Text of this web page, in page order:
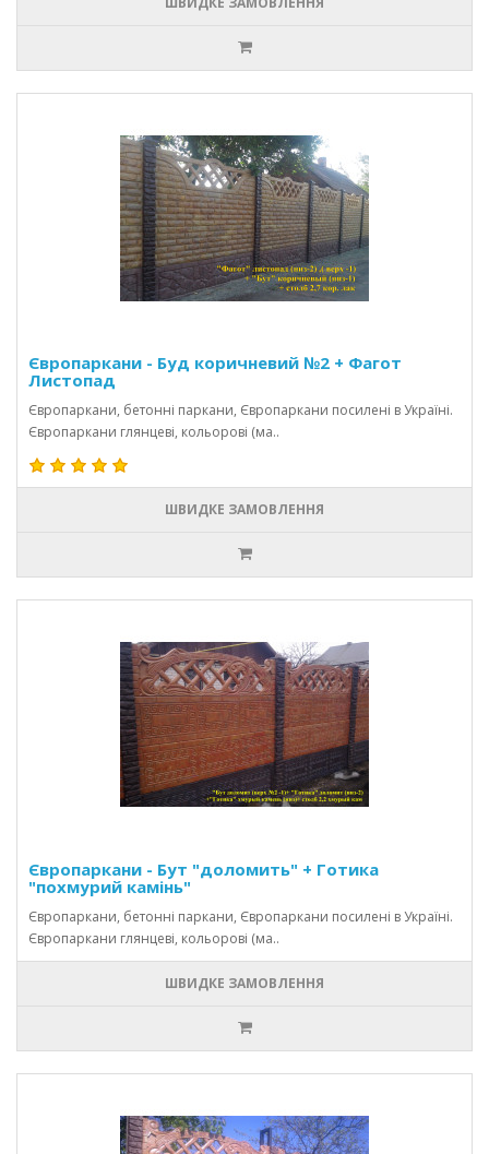
Європаркани - Буд коричневий №2 + Фагот
Листопад
Європаркани, бетонні паркани, Європаркани посилені в Україні.
Європаркани глянцеві, кольорові (ма..
ШВИДКЕ ЗАМОВЛЕННЯ
Європаркани - Бут "доломить" + Готика
"похмурий камінь"
Європаркани, бетонні паркани, Європаркани посилені в Україні.
Європаркани глянцеві, кольорові (ма..
ШВИДКЕ ЗАМОВЛЕННЯ